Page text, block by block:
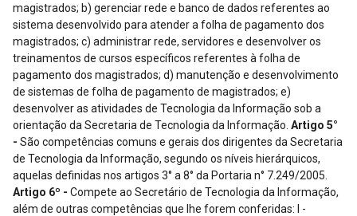
Artigo 5°
- São competências comuns e gerais dos dirigentes da Secretaria
de Tecnologia da Informação, segundo os níveis hierárquicos,
aquelas definidas nos artigos 3° a 8° da Portaria n° 7.249/2005.
Artigo 6º - Compete ao Secretário de Tecnologia da Informação,
além de outras competências que lhe forem conferidas: I -